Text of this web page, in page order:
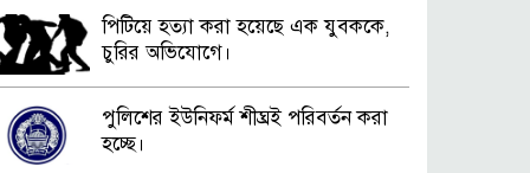
পিটিয়ে হত্যা করা হয়েছে এক যুবককে,
চুরির অভিযোগে।
পুলিশের ইউনিফর্ম শীঘ্রই পরিবর্তন করা
হচ্ছে।